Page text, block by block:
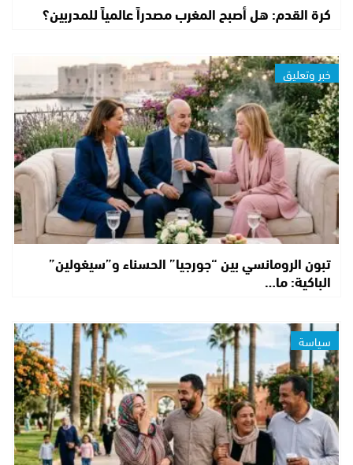
كرة القدم: هل أصبح المغرب مصدراً عالمياً للمدربين؟
خبر وتعليق
تبون الرومانسي بين “جورجيا” الحسناء و”سيغولين”
الباكية: ما…
سياسة